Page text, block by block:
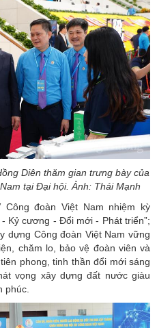
Diên thăm gian trưng bày của
tại Đại hội. Ảnh: Thái Mạnh
đoàn Việt Nam nhiệm kỳ
Kỷ cương - Đổi mới - Phát triển”;
dựng Công đoàn Việt Nam vững
chăm lo, bảo vệ đoàn viên và
phong, tinh thần đổi mới sáng
vọng xây dựng đất nước giàu
phúc.